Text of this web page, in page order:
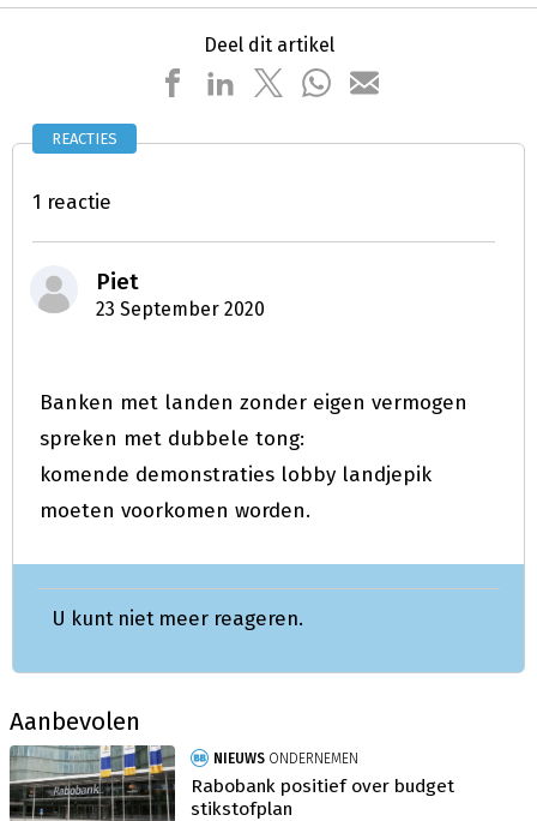
Deel dit artikel
REACTIES
1 reactie
Piet
23 September 2020
Banken met landen zonder eigen vermogen
spreken met dubbele tong:
komende demonstraties lobby landjepik
moeten voorkomen worden.
U kunt niet meer reageren.
Aanbevolen
NIEUWS ONDERNEMEN
Rabobank positief over budget
stikstofplan